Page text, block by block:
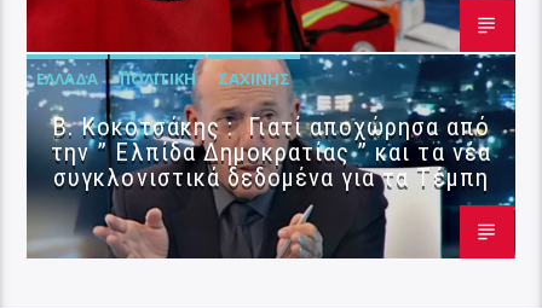
ΕΛΛΆΔΑ ΠΟΛΙΤΙΚΉ ΣΑΧΊΝΗΣ
Β. Κοκοτσάκης : Γιατί αποχώρησα από
την ” Ελπίδα Δημοκρατίας ” και τα νέα
συγκλονιστικά δεδομένα για τα Τέμπη